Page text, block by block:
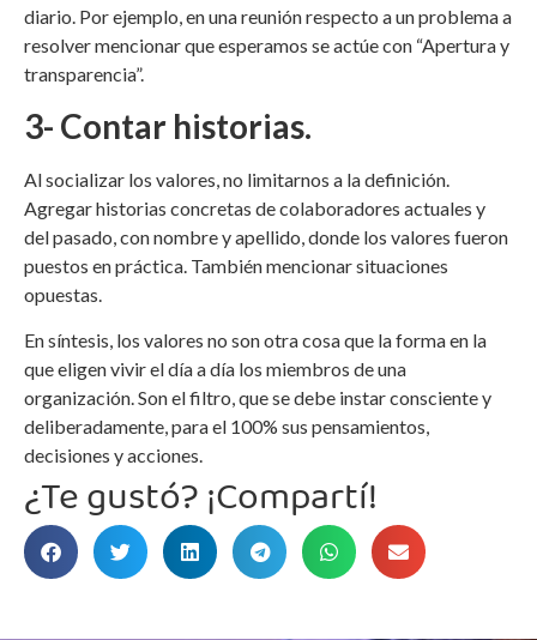
diario. Por ejemplo, en una reunión respecto a un problema a
resolver mencionar que esperamos se actúe con “Apertura y
transparencia”.
3- Contar historias.
Al socializar los valores, no limitarnos a la definición.
Agregar historias concretas de colaboradores actuales y
del pasado, con nombre y apellido, donde los valores fueron
puestos en práctica. También mencionar situaciones
opuestas.
En síntesis, los valores no son otra cosa que la forma en la
que eligen vivir el día a día los miembros de una
organización. Son el filtro, que se debe instar consciente y
deliberadamente, para el 100% sus pensamientos,
decisiones y acciones.
¿Te gustó? ¡Compartí!